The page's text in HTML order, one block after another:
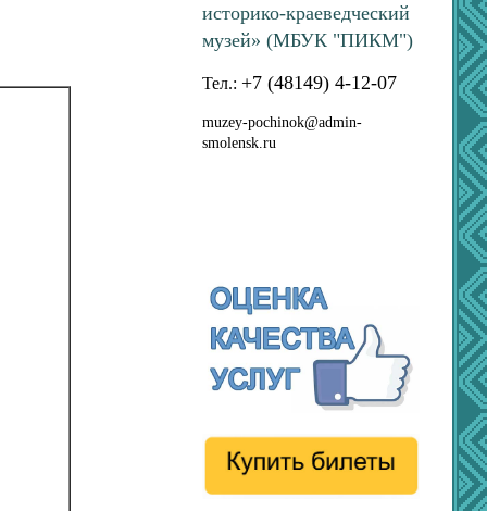
историко-краеведческий
музей» (МБУК "ПИКМ")
Тел.: +7 (48149) 4-12-07
muzey-pochinok@admin-
smolensk.ru